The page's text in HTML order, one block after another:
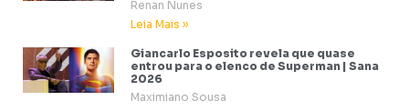
Renan Nunes
Leia Mais »
Giancarlo Esposito revela que quase
entrou para o elenco de Superman | Sana
2026
Maximiano Sousa